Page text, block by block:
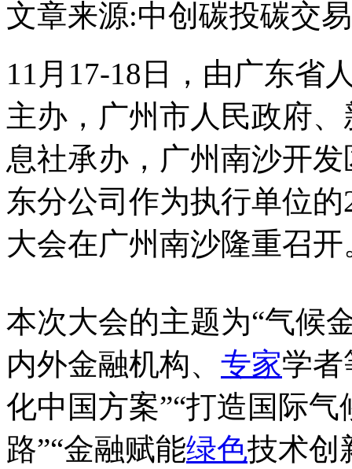
文章来源:中创碳投碳交
11月17-18日，由广东省
主办，广州市人民政府
息社承办，广州南沙开
东分公司作为执行单位
大会在广州南沙隆重召开
本次大会的主题为“气候
内外金融机构、 专家学者
化中国方案”“打造国际
路”“金融赋能绿色技术创